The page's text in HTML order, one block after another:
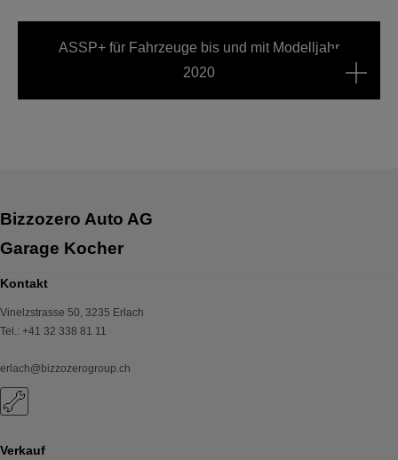
ASSP+ für Fahrzeuge bis und mit Modelljahr
2020
Bizzozero Auto AG
Garage Kocher
Kontakt
Vinelzstrasse 50, 3235 Erlach
Tel.: +41 32 338 81 11
erlach@bizzozerogroup.ch
Verkauf